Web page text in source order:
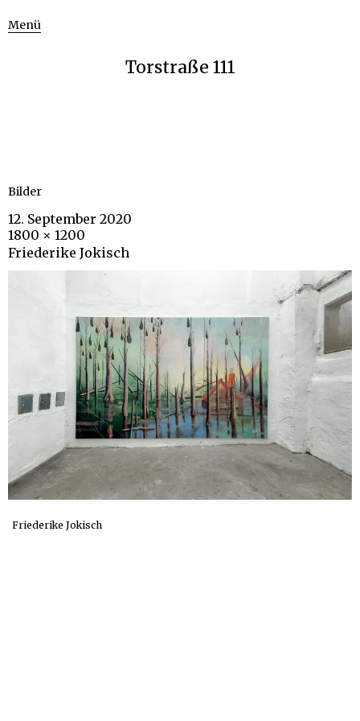
Menü
Torstraße 111
Bilder
12. September 2020
1800 × 1200
Friederike Jokisch
Friederike Jokisch